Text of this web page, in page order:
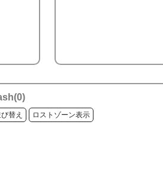
0)
替え ロストゾーン表示